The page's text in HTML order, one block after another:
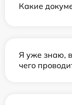
Какие
Я уже знаю,
чего